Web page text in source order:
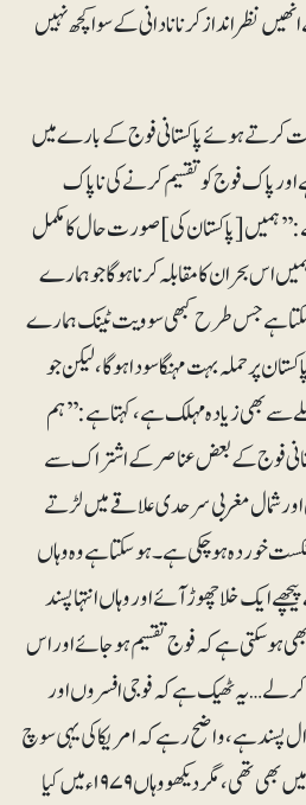
نظرانداز کرنا نادانی کے سوا کچھ نہیں
کرتے ہوئے پاکستانی فوج کے بارے میں
پاک فوج کو تقسیم کرنے کی ناپاک
[پاکستان کی] صورت حال کا مکمل
اس بحران کا مقابلہ کرنا ہوگا جو ہمارے
ہے جس طرح کبھی سوویت ٹینک ہمارے
پر حملہ بہت مہنگا سودا ہوگا، لیکن جو
سے بھی زیادہ مہلک ہے، کہتا ہے: ’’ہم
فوج کے بعض عناصر کے اشتراک سے
شمال مغربی سرحدی علاقے میں لڑتے
شکست خوردہ ہوچکی ہے۔ ہوسکتا ہے وہ وہاں
ایک خلا چھوڑ آئے اور وہاں انتہاپسند
ہے کہ فوج تقسیم ہوجائے اور اس
کرلے… یہ ٹھیک ہے کہ فوجی افسروں اور
پسند ہے، واضح رہے کہ امریکا کی یہی سوچ
شاہِ ایران کی حکومت کے بارے میں بھی تھی، مگر دیکھو وہاں ۱۹۷۹ء میں کیا